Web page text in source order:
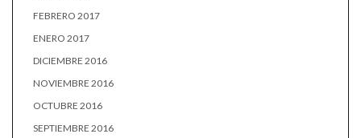
FEBRERO 2017
ENERO 2017
DICIEMBRE 2016
NOVIEMBRE 2016
OCTUBRE 2016
SEPTIEMBRE 2016